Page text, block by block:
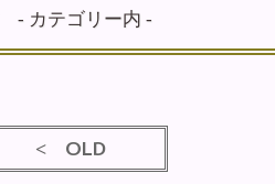
- カテゴリー内 -
OLD